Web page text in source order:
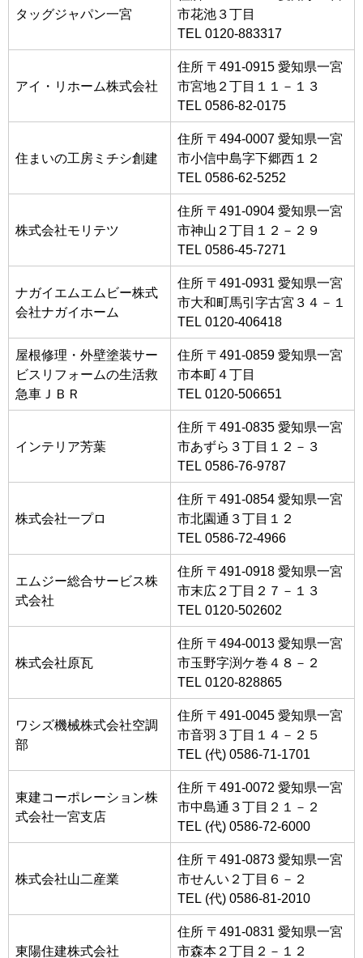
タッグジャパン一宮
市花池３丁目
TEL 0120-883317
アイ・リホーム株式会社
住所 〒491-0915 愛知県一宮
市宮地２丁目１１－１３
TEL 0586-82-0175
住まいの工房ミチシ創建
住所 〒494-0007 愛知県一宮
市小信中島字下郷西１２
TEL 0586-62-5252
株式会社モリテツ
住所 〒491-0904 愛知県一宮
市神山２丁目１２－２９
TEL 0586-45-7271
ナガイエムエムビー株式
会社ナガイホーム
住所 〒491-0931 愛知県一宮
市大和町馬引字古宮３４－１
TEL 0120-406418
屋根修理・外壁塗装サー
ビスリフォームの生活救
急車ＪＢＲ
住所 〒491-0859 愛知県一宮
市本町４丁目
TEL 0120-506651
インテリア芳葉
住所 〒491-0835 愛知県一宮
市あずら３丁目１２－３
TEL 0586-76-9787
株式会社一プロ
住所 〒491-0854 愛知県一宮
市北園通３丁目１２
TEL 0586-72-4966
エムジー総合サービス株
式会社
住所 〒491-0918 愛知県一宮
市末広２丁目２７－１３
TEL 0120-502602
株式会社原瓦
住所 〒494-0013 愛知県一宮
市玉野字渕ケ巻４８－２
TEL 0120-828865
ワシズ機械株式会社空調
部
住所 〒491-0045 愛知県一宮
市音羽３丁目１４－２５
TEL (代) 0586-71-1701
東建コーポレーション株
式会社一宮支店
住所 〒491-0072 愛知県一宮
市中島通３丁目２１－２
TEL (代) 0586-72-6000
株式会社山二産業
住所 〒491-0873 愛知県一宮
市せんい２丁目６－２
TEL (代) 0586-81-2010
東陽住建株式会社
住所 〒491-0831 愛知県一宮
市森本２丁目２－１２